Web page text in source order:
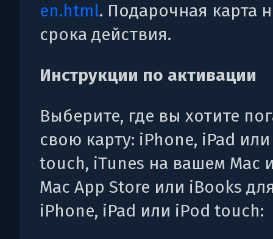
en.html. Подарочная карта
срока действия.
Инструкции по активации
Выберите, где вы хотите
свою карту: iPhone, iPad
touch, iTunes на вашем Mac
Mac App Store или iBooks
iPhone, iPad или iPod touch: